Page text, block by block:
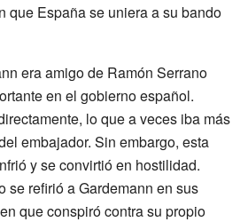
que España se uniera a su bando
era amigo de Ramón Serrano
en el gobierno español.
lo que a veces iba más
embajador. Sin embargo, esta
y se convirtió en hostilidad.
se refirió a Gardemann en sus
que conspiró contra su propio